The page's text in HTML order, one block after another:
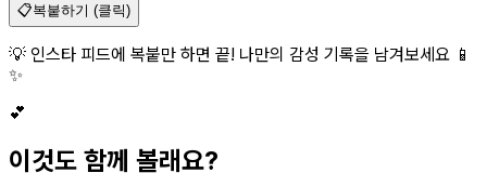
📋복붙하기 (클릭)
💡 인스타 피드에 복붙만 하면 끝! 나만의 감성 기록을 남겨보세요 📱
✨
💕
이것도 함께 볼래요?